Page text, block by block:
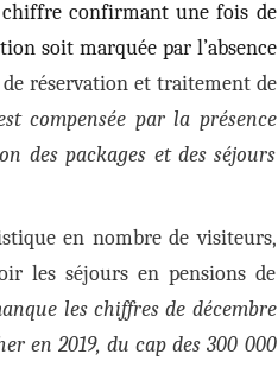
chiffre confirmant une fois de
soit marquée par l’absence
de réservation et traitement de
compensée par la présence
des packages et des séjours
en nombre de visiteurs,
les séjours en pensions de
les chiffres de décembre
en 2019, du cap des 300 000